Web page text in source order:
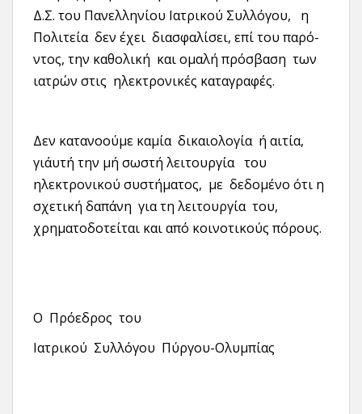
Δ.Σ. του Πανελληνίου Ιατρικού Συλλόγου, η
Πολιτεία δεν έχει διασφαλίσει, επί του παρό-
ντος, την καθολική και ομαλή πρόσβαση των
ιατρών στις ηλεκτρονικές καταγραφές.
Δεν κατανοούμε καμία δικαιολογία ή αιτία,
γι΄αυτή την μή σωστή λειτουργία του
ηλεκτρονικού συστήματος, με δεδομένο ότι η
σχετική δαπάνη για τη λειτουργία του,
χρηματοδοτείται και από κοινοτικούς πόρους.
Ο Πρόεδρος του
Ιατρικού Συλλόγου Πύργου-Ολυμπίας